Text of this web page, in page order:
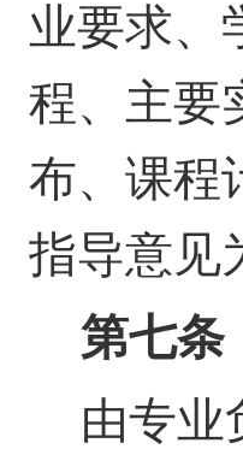
业要求、
程、主要
布、课程
指导意见
第七条
由专业